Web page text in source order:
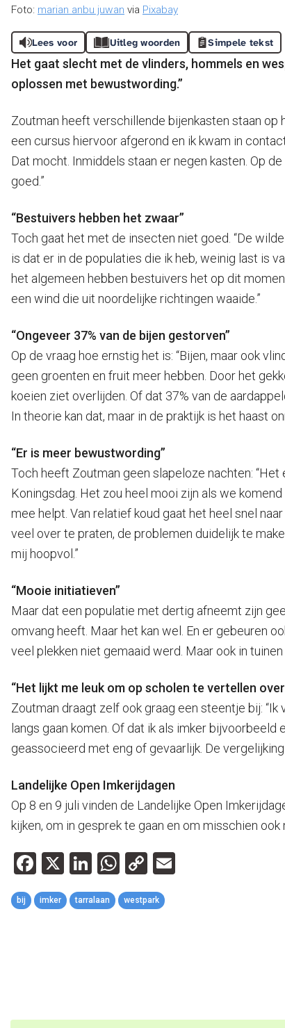
Foto: marian anbu juwan via Pixabay
Lees voor Uitleg woorden Simpele tekst
Het gaat slecht met de vlinders, hommels en
oplossen met bewustwording.”
Zoutman heeft verschillende bijenkasten staan op
een cursus hiervoor afgerond en ik kwam in
Dat mocht. Inmiddels staan er negen kasten. Op
goed.”
“Bestuivers hebben het zwaar”
Toch gaat het met de insecten niet goed. “De
is dat er in de populaties die ik heb, weinig last is
het algemeen hebben bestuivers het op dit
een wind die uit noordelijke richtingen waaide.”
“Ongeveer 37% van de bijen gestorven”
Op de vraag hoe ernstig het is: “Bijen, maar ook
geen groenten en fruit meer hebben. Door het
koeien ziet overlijden. Of dat 37% van de
In theorie kan dat, maar in de praktijk is het haast
“Er is meer bewustwording”
Toch heeft Zoutman geen slapeloze nachten:
Koningsdag. Het zou heel mooi zijn als we
mee helpt. Van relatief koud gaat het heel snel
veel over te praten, de problemen duidelijk te
mij hoopvol.”
“Mooie initiatieven”
Maar dat een populatie met dertig afneemt zijn
omvang heeft. Maar het kan wel. En er gebeuren
veel plekken niet gemaaid werd. Maar ook in
“Het lijkt me leuk om op scholen te vertellen over
Zoutman draagt zelf ook graag een steentje bij:
langs gaan komen. Of dat ik als imker
geassocieerd met eng of gevaarlijk. De
Landelijke Open Imkerijdagen
Op 8 en 9 juli vinden de Landelijke Open
kijken, om in gesprek te gaan en om misschien
Facebook
X LinkedIn
WhatsApp
Copy
Link
bij imker tarralaan westpark